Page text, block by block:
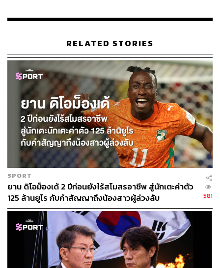
ส่วนประตูที่สองในนาทีที่ 90 แสดงให้เห็นถึงสัญชาตญาณ
ของศูนย์หน้าตัวเป้า ที่รู้ว่าควรยืนอยู่ตรงไหนเมื่อเพื่อนร่วม
ทีมกำลังเปิดบอลจากด้านข้าง เขาใช้การตั้งเท้าแปบอล
กระแทกเข้าไปอย่างง่ายดายแบบไม่จำเป็นต้องคิดเยอะ
อย่างไรก็ตาม ด้วยวัยเพียง 21 ปี และมีประสบการณ์จากระบบ
เยาวชนของสโมสรใหญ่ในอังกฤษ การก้าวเข้ามาของจู๊ดถือ
เป็นเรื่องที่น่าตื่นเต้นอย่างยิ่งสำหรับวงการฟุตบอลไทย
อีกทั้งตำแหน่งศูนย์หน้าของทีมชาติไทยกำลังอยู่ในช่วง
เปลี่ยนผ่าน ท่ามกลางการแข่งขันของดาวยิงหลายคน การได้
กองหน้าวัย 21 ปีที่มีดีทั้งสรีระ, เทคนิค และศักยภาพระยะ
ยาวอย่างจู๊ด ทำให้ แอนโทนี ฮัดสัน สามารถวางแผนสร้างทีม
โดยมีเขาเป็นแกนกลางของเกมรุก ได้อย่างมั่นใจในอีกหลาย
ปีข้างหน้า
และบางที…นี่อาจคือจิ๊กซอว์สำคัญที่สุดของทีมชาติไทยยุค
ใหม่ก็เป็นได้ 🔥
RELATED STORIES
SPORT
ยาน ดิโอม็องเด้ 2 ปีก่อนยังไร้สโมสรอาชีพ สู่นักเตะค่าตัว
125 ล้านยูโร กับคำสัญญาถึงน้องสาวผู้ล่วงลับ
581